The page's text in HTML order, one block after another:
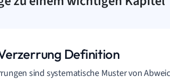
Definition
sind systematische Muster von